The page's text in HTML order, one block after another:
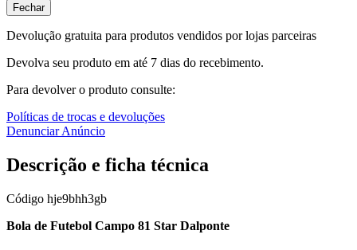
Fechar
Devolução gratuita para produtos vendidos por lojas parceiras
Devolva seu produto em até 7 dias do recebimento.
Para devolver o produto consulte:
Políticas de trocas e devoluções
Denunciar Anúncio
Descrição e ficha técnica
Código hje9bhh3gb
Bola de Futebol Campo 81 Star Dalponte